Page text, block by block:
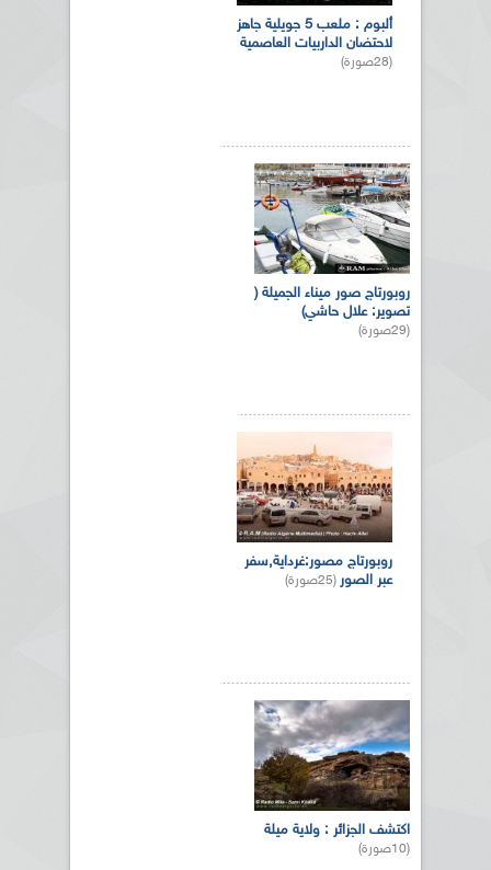
ألبوم : ملعب 5 جويلية جاهز
لاحتضان الداربيات العاصمية
(28صورة)
روبورتاج صور ميناء الجميلة (
تصوير: علال حاشي)
(29صورة)
روبورتاج مصور:غرداية,سفر
عبر الصور (25صورة)
اكتشف الجزائر : ولاية ميلة
(10صورة)